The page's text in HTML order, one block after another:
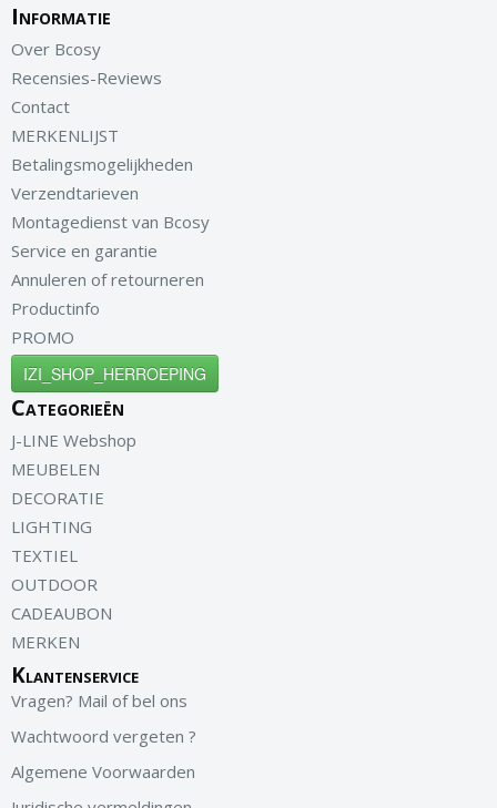
Informatie
Over Bcosy
Recensies-Reviews
Contact
MERKENLIJST
Betalingsmogelijkheden
Verzendtarieven
Montagedienst van Bcosy
Service en garantie
Annuleren of retourneren
Productinfo
PROMO
IZI_SHOP_HERROEPING
Categorieën
J-LINE Webshop
MEUBELEN
DECORATIE
LIGHTING
TEXTIEL
OUTDOOR
CADEAUBON
MERKEN
Klantenservice
Vragen? Mail of bel ons
Wachtwoord vergeten ?
Algemene Voorwaarden